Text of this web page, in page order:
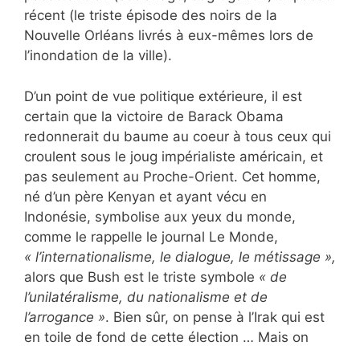
récent (le triste épisode des noirs de la
Nouvelle Orléans livrés à eux-mêmes lors de
l’inondation de la ville).
D’un point de vue politique extérieure, il est
certain que la victoire de Barack Obama
redonnerait du baume au coeur à tous ceux qui
croulent sous le joug impérialiste américain, et
pas seulement au Proche-Orient. Cet homme,
né d’un père Kenyan et ayant vécu en
Indonésie, symbolise aux yeux du monde,
comme le rappelle le journal Le Monde,
« l’internationalisme, le dialogue, le métissage »,
alors que Bush est le triste symbole « de
l’unilatéralisme, du nationalisme et de
l’arrogance ». Bien sûr, on pense à l’Irak qui est
en toile de fond de cette élection … Mais on